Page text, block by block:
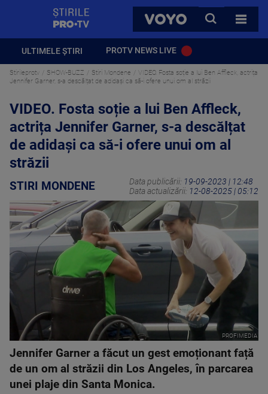
VOYO
CAUTA
TOATE
ULTIMELE ȘTIRI PROTV NEWS LIVE
Stirileprotv SHOW-BUZZ Stiri Mondene
VIDEO. Fosta soție a lui Ben Affleck, actrița
Jennifer Garner, s-a descălțat de adidași ca să-i ofere unui om al străzii
VIDEO. Fosta soție a lui Ben Affleck,
actrița Jennifer Garner, s-a descălțat
de adidași ca să-i ofere unui om al
străzii
STIRI MONDENE Data publicării: 19-09-2023 | 12:48
Data actualizării: 12-08-2025 | 05:12
PROFIMEDIA
Jennifer Garner a făcut un gest emoționant față
de un om al străzii din Los Angeles, în parcarea
unei plaje din Santa Monica.